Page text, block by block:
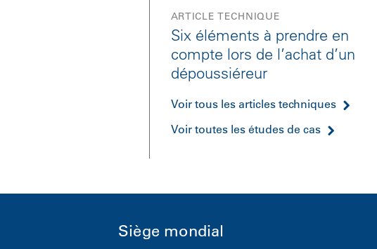
ARTICLE TECHNIQUE
Six éléments à prendre en
compte lors de l’achat d’un
dépoussiéreur
Voir tous les articles techniques
Voir toutes les études de cas
Siège mondial